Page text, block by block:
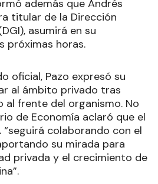
además que Andrés
titular de la Dirección
asumirá en su
próximas horas.
oficial, Pazo expresó su
al ámbito privado tras
al frente del organismo. No
de Economía aclaró que el
colaborando con el
su mirada para
privada y el crecimiento de